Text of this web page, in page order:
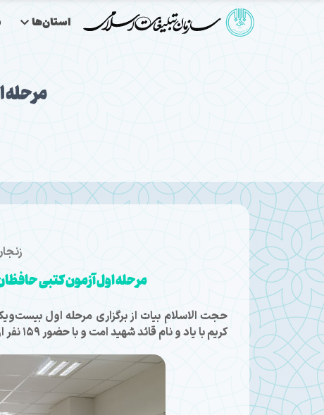
استان‌ها
مرحله اول آزمون کتبی حافظان قرآن کریم
حجت الاسلام بیات از برگزاری مرحله اول
کریم با یاد و نام قائد شهید امت و با حضور ۱۵۹ نفر از حافظان قرآن در زنجان خبر داد.